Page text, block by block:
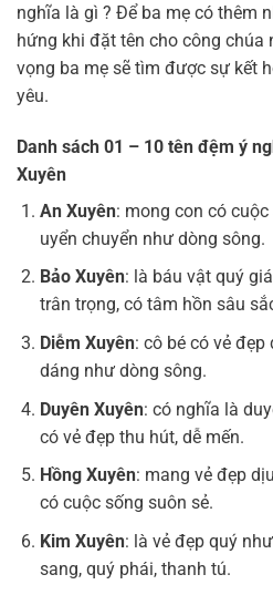
nghĩa là gì ? Để ba mẹ có thêm
hứng khi đặt tên cho công chúa
vọng ba mẹ sẽ tìm được sự kết
yêu.
Danh sách 01 – 10 tên đệm ý
Xuyên
An Xuyên: mong con có
uyển chuyển như dòng sông.
Bảo Xuyên: là báu vật quý
trân trọng, có tâm hồn sâu
Diễm Xuyên: cô bé có vẻ đẹp
dáng như dòng sông.
Duyên Xuyên: có nghĩa là
có vẻ đẹp thu hút, dễ mến.
Hồng Xuyên: mang vẻ đẹp
có cuộc sống suôn sẻ.
Kim Xuyên: là vẻ đẹp quý
sang, quý phái, thanh tú.